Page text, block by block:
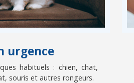
urgence
habituels : chien, chat,
souris et autres rongeurs.